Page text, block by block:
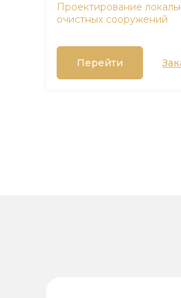
Проектирование
очистных сооружений
Перейти